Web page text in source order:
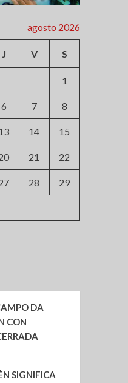
agosto 2026
J V S
1
6 7 8
14 15
21 22
28 29
DA
CON
SIGNIFICA